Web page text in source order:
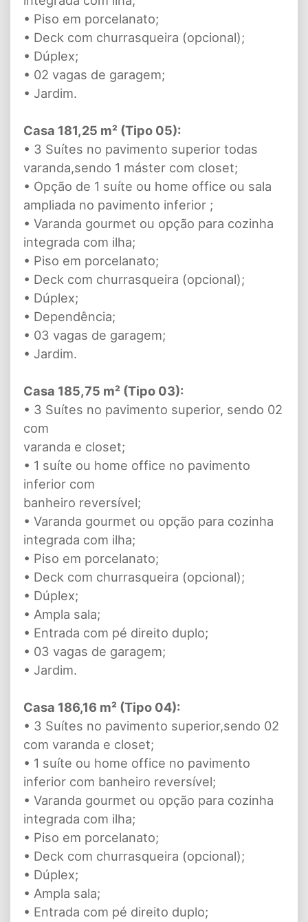
• Piso em porcelanato;
• Deck com churrasqueira (opcional);
• Dúplex;
• 02 vagas de garagem;
• Jardim.
Casa 181,25 m² (Tipo 05):
• 3 Suítes no pavimento superior todas
varanda,sendo 1 máster com closet;
• Opção de 1 suíte ou home office ou sala
ampliada no pavimento inferior ;
• Varanda gourmet ou opção para cozinha
integrada com ilha;
• Piso em porcelanato;
• Deck com churrasqueira (opcional);
• Dúplex;
• Dependência;
• 03 vagas de garagem;
• Jardim.
Casa 185,75 m² (Tipo 03):
• 3 Suítes no pavimento superior, sendo 02
com
varanda e closet;
• 1 suíte ou home office no pavimento
inferior com
banheiro reversível;
• Varanda gourmet ou opção para cozinha
integrada com ilha;
• Piso em porcelanato;
• Deck com churrasqueira (opcional);
• Dúplex;
• Ampla sala;
• Entrada com pé direito duplo;
• 03 vagas de garagem;
• Jardim.
Casa 186,16 m² (Tipo 04):
• 3 Suítes no pavimento superior,sendo 02
com varanda e closet;
• 1 suíte ou home office no pavimento
inferior com banheiro reversível;
• Varanda gourmet ou opção para cozinha
integrada com ilha;
• Piso em porcelanato;
• Deck com churrasqueira (opcional);
• Dúplex;
• Ampla sala;
• Entrada com pé direito duplo;